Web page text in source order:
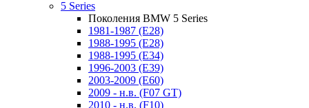
5 Series
Поколения BMW 5 Series
1981-1987 (E28)
1988-1995 (E28)
1988-1995 (E34)
1996-2003 (E39)
2003-2009 (E60)
2009 - н.в. (F07 GT)
2010 - н.в. (F10)